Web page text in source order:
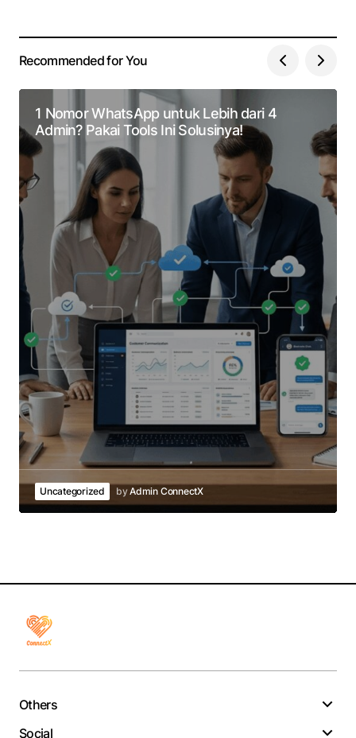
Recommended for You
1 Nomor WhatsApp untuk Lebih dari 4
Admin? Pakai Tools Ini Solusinya!
Uncategorized byAdmin ConnectX
Others
Social